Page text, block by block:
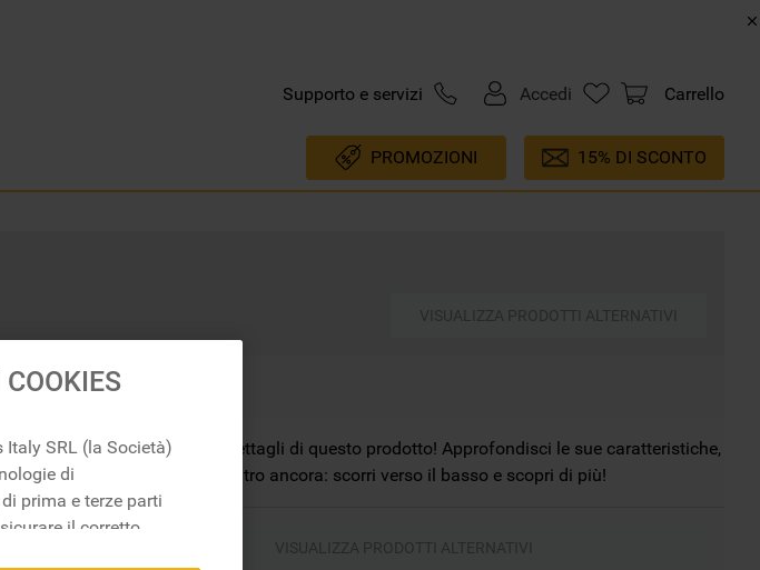
Supporto e servizi Accedi Carrello
PROMOZIONI 15% DI SCONTO
Scopri i fantastici dettagli di questo prodotto! Approfondisci le sue caratteristiche,
i vantaggi e molto altro ancora: scorri verso il basso e scopri di più!
Italy SRL (la Società)
di
prima e terze parti
il corretto